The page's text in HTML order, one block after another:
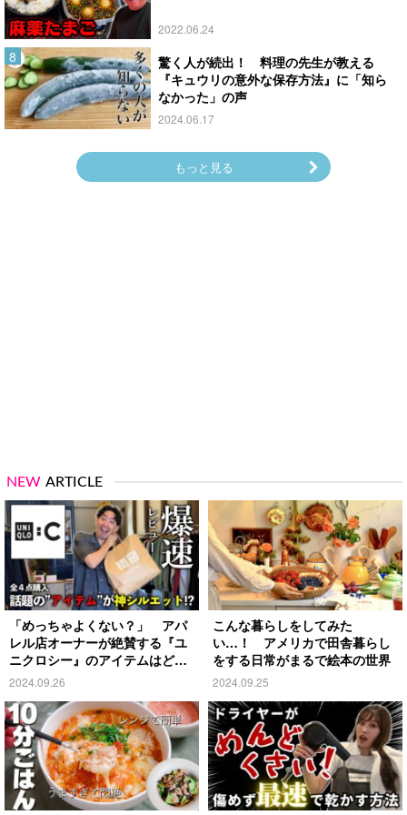
2022.06.24
驚く人が続出！ 料理の先生が教える
『キュウリの意外な保存方法』に「知ら
なかった」の声
2024.06.17
もっと見る
NEW ARTICLE
「めっちゃよくない？」 アパ
レル店オーナーが絶賛する『ユ
ニクロシー』のアイテムはど
れ？
2024.09.26
こんな暮らしをしてみた
い…！ アメリカで田舎暮らし
をする日常がまるで絵本の世界
2024.09.25